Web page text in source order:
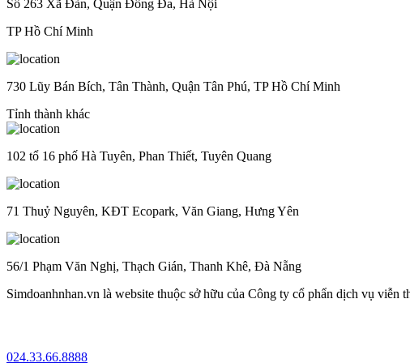
Số 263 Xã Đàn, Quận Đống Đa, Hà Nội
TP Hồ Chí Minh
730 Lũy Bán Bích, Tân Thành, Quận Tân Phú, TP Hồ Chí Minh
Tỉnh thành khác
102 tổ 16 phố Hà Tuyên, Phan Thiết, Tuyên Quang
71 Thuỷ Nguyên, KĐT Ecopark, Văn Giang, Hưng Yên
56/1 Phạm Văn Nghị, Thạch Gián, Thanh Khê, Đà Nẵng
Simdoanhnhan.vn là website thuộc sở hữu của Công ty cổ phẩn dịch vụ
024.33.66.8888